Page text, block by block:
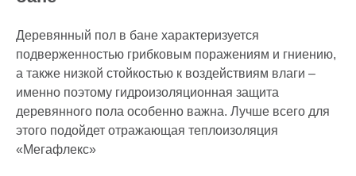
Деревянный пол в бане характеризуется
подверженностью грибковым поражениям и гниению,
а также низкой стойкостью к воздействиям влаги –
именно поэтому гидроизоляционная защита
деревянного пола особенно важна. Лучше всего для
этого подойдет отражающая теплоизоляция
«Мегафлекс»